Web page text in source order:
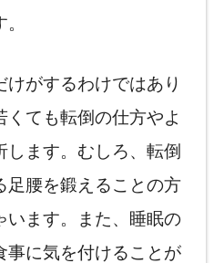
がするわけではあり
くても転倒の仕方やよ
します。むしろ、転倒
足腰を鍛えることの方
います。また、睡眠の
事に気を付けることが